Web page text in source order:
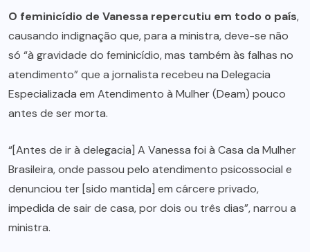
O feminicídio de Vanessa repercutiu em todo o país,
causando indignação que, para a ministra, deve-se não
só “à gravidade do feminicídio, mas também às falhas no
atendimento” que a jornalista recebeu na Delegacia
Especializada em Atendimento à Mulher (Deam) pouco
antes de ser morta.
“[Antes de ir à delegacia] A Vanessa foi à Casa da Mulher
Brasileira, onde passou pelo atendimento psicossocial e
denunciou ter [sido mantida] em cárcere privado,
impedida de sair de casa, por dois ou três dias”, narrou a
ministra.